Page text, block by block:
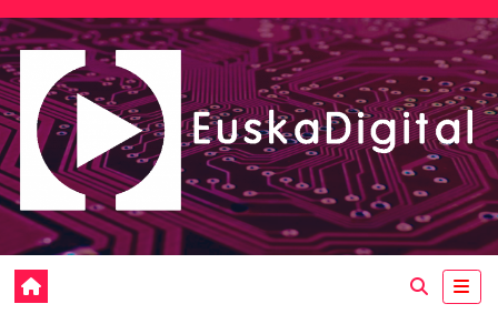
Saltar
al
contenido